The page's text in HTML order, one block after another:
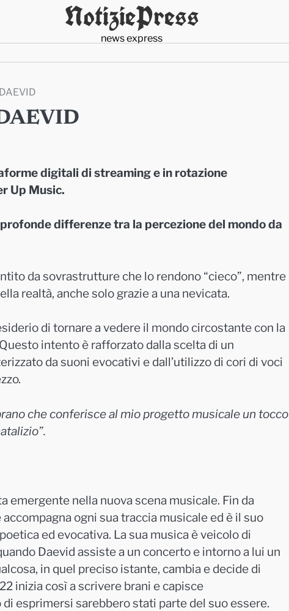
NotiziePress
news express
digitali di streaming e in rotazione
Up Music.
differenze tra la percezione del mondo da
da sovrastrutture che lo rendono “cieco”, mentre
realtà, anche solo grazie a una nevicata.
di tornare a vedere il mondo circostante con la
intento è rafforzato dalla scelta di un
da suoni evocativi e dall’utilizzo di cori di voci
che conferisce al mio progetto musicale un tocco
emergente nella nuova scena musicale. Fin da
ogni sua traccia musicale ed è il suo
ed evocativa. La sua musica è veicolo di
Daevid assiste a un concerto e intorno a lui un
in quel preciso istante, cambia e decide di
inizia così a scrivere brani e capisce
esprimersi sarebbero stati parte del suo essere.